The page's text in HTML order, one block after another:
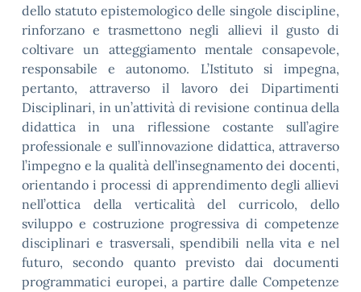
dello statuto epistemologico delle singole discipline,
rinforzano e trasmettono negli allievi il gusto di
coltivare un atteggiamento mentale consapevole,
responsabile e autonomo. L’Istituto si impegna,
pertanto, attraverso il lavoro dei Dipartimenti
Disciplinari, in un’attività di revisione continua della
didattica in una riflessione costante sull’agire
professionale e sull’innovazione didattica, attraverso
l’impegno e la qualità dell’insegnamento dei docenti,
orientando i processi di apprendimento degli allievi
nell’ottica della verticalità del curricolo, dello
sviluppo e costruzione progressiva di competenze
disciplinari e trasversali, spendibili nella vita e nel
futuro, secondo quanto previsto dai documenti
programmatici europei, a partire dalle Competenze